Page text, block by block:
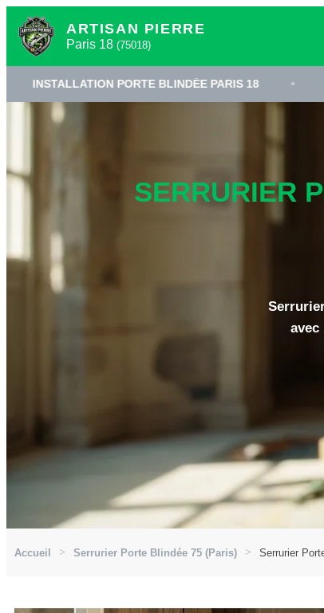
ARTISAN PIERRE
Paris 18 (75018)
PORTE BLINDÉE PARIS 18 •
SERRURIER
avec
Accueil Serrurier Porte Blindée 75 (Paris) Serrurier